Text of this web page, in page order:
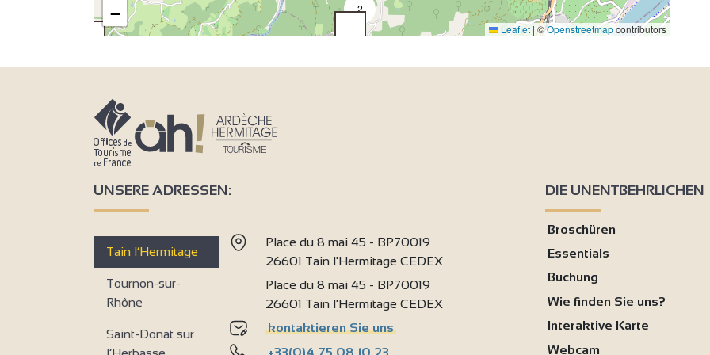
9
2
−
Leaflet | ©Openstreetmapcontributors
UNSERE ADRESSEN:
Tain l’Hermitage
Tournon-sur-
Rhône
Saint-Donat sur
Place du 8 mai 45 - BP70019
26601 Tain l'Hermitage CEDEX
Place du 8 mai 45 - BP70019
26601 Tain l'Hermitage CEDEX
kontaktieren Sie uns
+33(0)4 75 08 10 23
DIE UNENTBEHRLICHEN
Broschüren
Essentials
Buchung
Wie finden Sie uns?
Interaktive Karte
Webcam